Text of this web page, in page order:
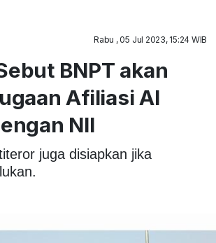
Rabu , 05 Jul 2023, 15:24 WIB
BNPT akan
Afiliasi Al
NII
juga disiapkan jika